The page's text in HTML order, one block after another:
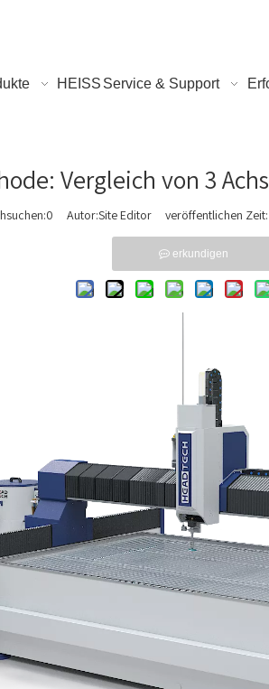
HEISS Service & Support
Vergleich von 3
0 Autor:Site Editor veröffentlichen
erkundigen